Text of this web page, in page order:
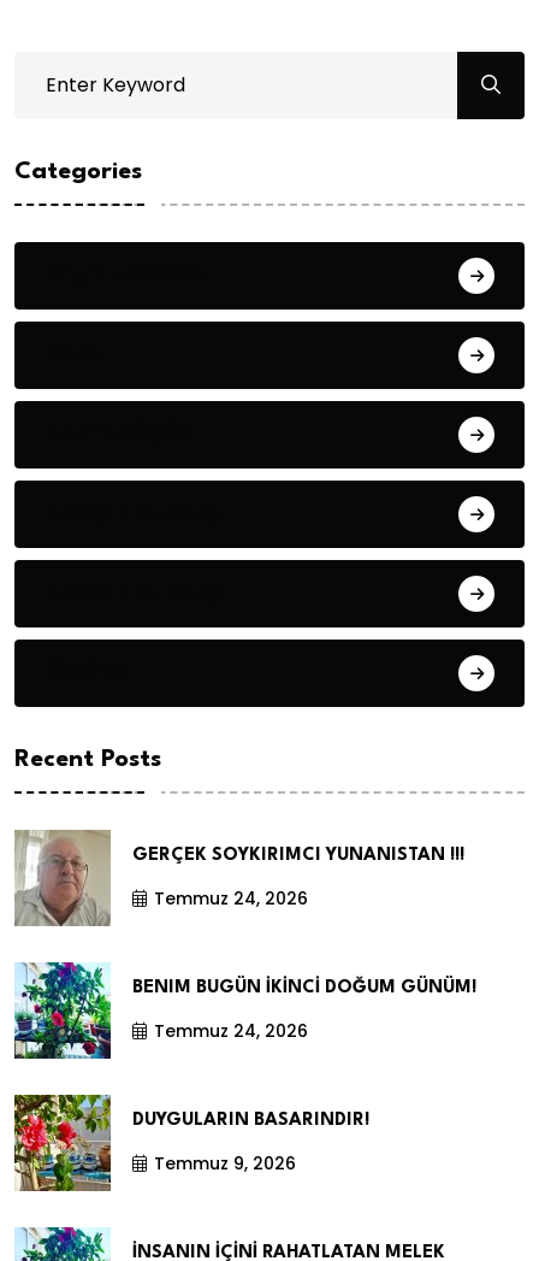
Categories
Recent Posts
GERÇEK SOYKIRIMCI YUNANISTAN !!!
Temmuz 24, 2026
BENIM BUGÜN İKİNCİ DOĞUM GÜNÜM!
Temmuz 24, 2026
DUYGULARIN BASARINDIR!
Temmuz 9, 2026
İNSANIN İÇİNİ RAHATLATAN MELEK